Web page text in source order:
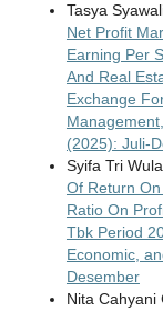
Tasya
Net Profit
Earning Per
And Real
Exchange
(2025): Juli-
Syifa Tri
Of Return
Ratio On
Tbk Period
Economic,
Desember
Nita Cahyani